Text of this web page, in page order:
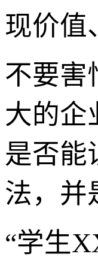
现价值
不要害
大的企
是否能
法，并
“学生